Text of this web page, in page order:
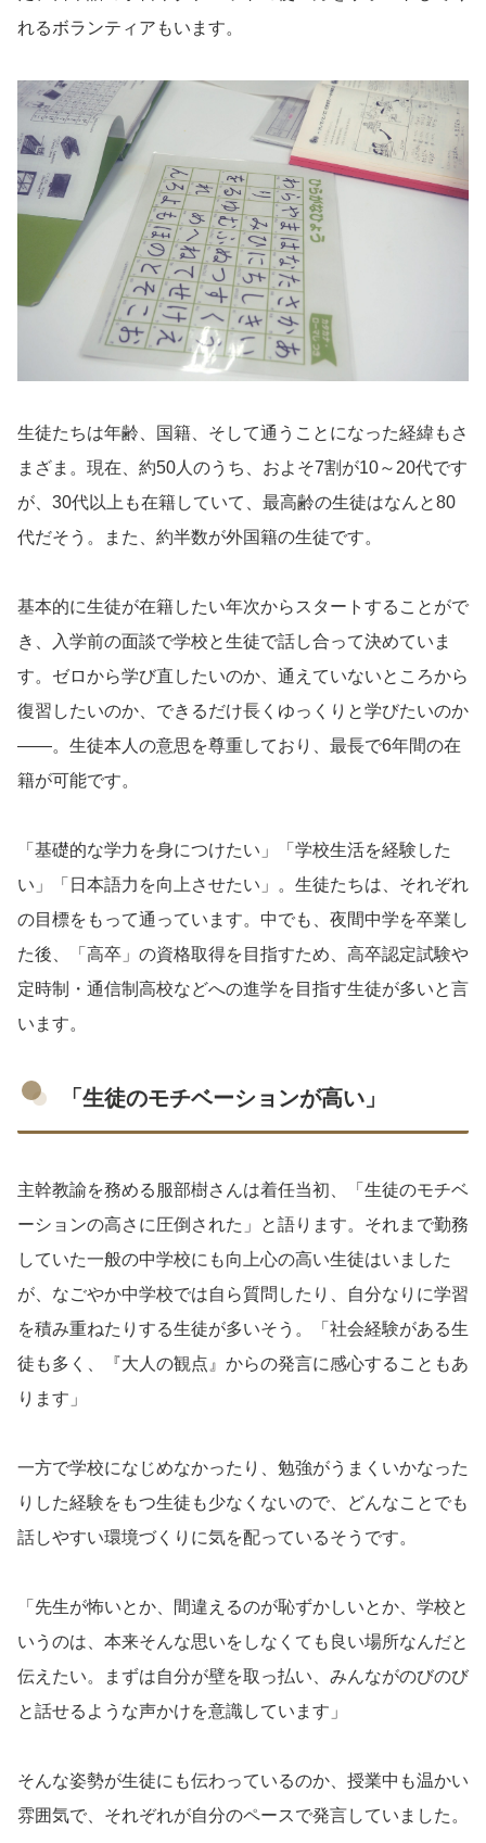
れるボランティアもいます。
生徒たちは年齢、国籍、そして通うことになった経緯もさ
まざま。現在、約50人のうち、およそ7割が10～20代です
が、30代以上も在籍していて、最高齢の生徒はなんと80
代だそう。また、約半数が外国籍の生徒です。
基本的に生徒が在籍したい年次からスタートすることがで
き、入学前の面談で学校と生徒で話し合って決めていま
す。ゼロから学び直したいのか、通えていないところから
復習したいのか、できるだけ長くゆっくりと学びたいのか
――。生徒本人の意思を尊重しており、最長で6年間の在
籍が可能です。
「基礎的な学力を身につけたい」「学校生活を経験した
い」「日本語力を向上させたい」。生徒たちは、それぞれ
の目標をもって通っています。中でも、夜間中学を卒業し
た後、「高卒」の資格取得を目指すため、高卒認定試験や
定時制・通信制高校などへの進学を目指す生徒が多いと言
います。
「生徒のモチベーションが高い」
主幹教諭を務める服部樹さんは着任当初、「生徒のモチベ
ーションの高さに圧倒された」と語ります。それまで勤務
していた一般の中学校にも向上心の高い生徒はいました
が、なごやか中学校では自ら質問したり、自分なりに学習
を積み重ねたりする生徒が多いそう。「社会経験がある生
徒も多く、『大人の観点』からの発言に感心することもあ
ります」
一方で学校になじめなかったり、勉強がうまくいかなった
りした経験をもつ生徒も少なくないので、どんなことでも
話しやすい環境づくりに気を配っているそうです。
「先生が怖いとか、間違えるのが恥ずかしいとか、学校と
いうのは、本来そんな思いをしなくても良い場所なんだと
伝えたい。まずは自分が壁を取っ払い、みんながのびのび
と話せるような声かけを意識しています」
そんな姿勢が生徒にも伝わっているのか、授業中も温かい
雰囲気で、それぞれが自分のペースで発言していました。